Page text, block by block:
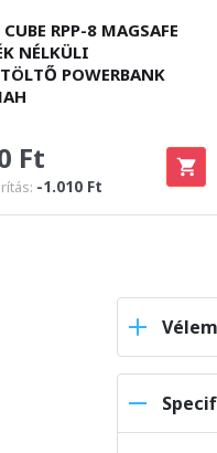
RPP-8 MAGSAFE
NÉLKÜLI
POWERBANK
Ft
-1.010 Ft